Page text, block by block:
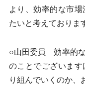
より、効率的な市
たいと考えておりま
○山田委員 効率的な
のことでございま
り組んでいくのか、